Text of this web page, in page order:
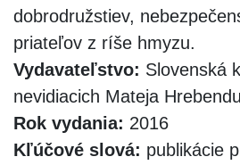
dobrodružstiev,
priateľov z ríše hmyzu.
Vydavateľstvo: Slovenská
nevidiacich Mateja Hrebendu
Rok vydania: 2016
Kľúčové slová: publikácie